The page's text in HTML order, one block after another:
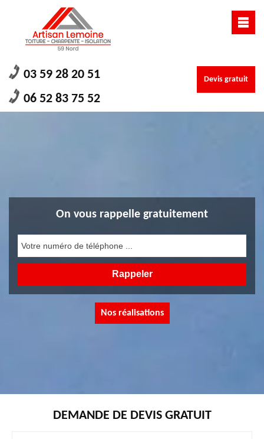
03 59 28 20 51
06 52 83 75 52
Devis gratuit
On vous rappelle gratuitement
Nos réalisations
DEMANDE DE DEVIS GRATUIT